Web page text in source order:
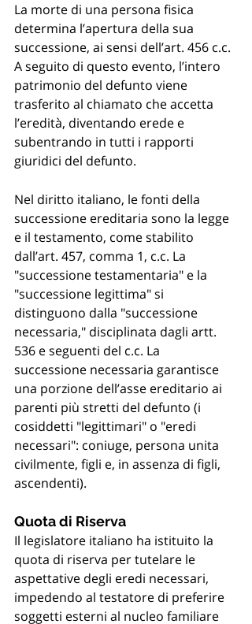
La morte di una persona fisica
determina l’apertura della sua
successione, ai sensi dell’art. 456 c.c.
A seguito di questo evento, l’intero
patrimonio del defunto viene
trasferito al chiamato che accetta
l’eredità, diventando erede e
subentrando in tutti i rapporti
giuridici del defunto.
Nel diritto italiano, le fonti della
successione ereditaria sono la legge
e il testamento, come stabilito
dall’art. 457, comma 1, c.c. La
"successione testamentaria" e la
"successione legittima" si
distinguono dalla "successione
necessaria," disciplinata dagli artt.
536 e seguenti del c.c. La
successione necessaria garantisce
una porzione dell’asse ereditario ai
parenti più stretti del defunto (i
cosiddetti "legittimari" o "eredi
necessari": coniuge, persona unita
civilmente, figli e, in assenza di figli,
ascendenti).
Quota di Riserva
Il legislatore italiano ha istituito la
quota di riserva per tutelare le
aspettative degli eredi necessari,
impedendo al testatore di preferire
soggetti esterni al nucleo familiare